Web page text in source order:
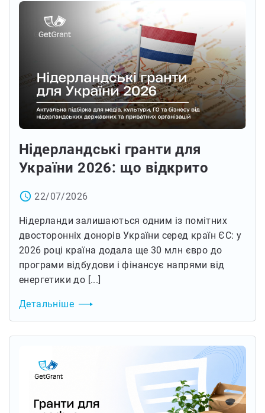
Нідерландські гранти для
України 2026: що відкрито
access_time 22/07/2026
Нідерланди залишаються одним із помітних
двосторонніх донорів України серед країн ЄС: у
2026 році країна додала ще 30 млн євро до
програми відбудови і фінансує напрями від
енергетики до [...]
Детальніше